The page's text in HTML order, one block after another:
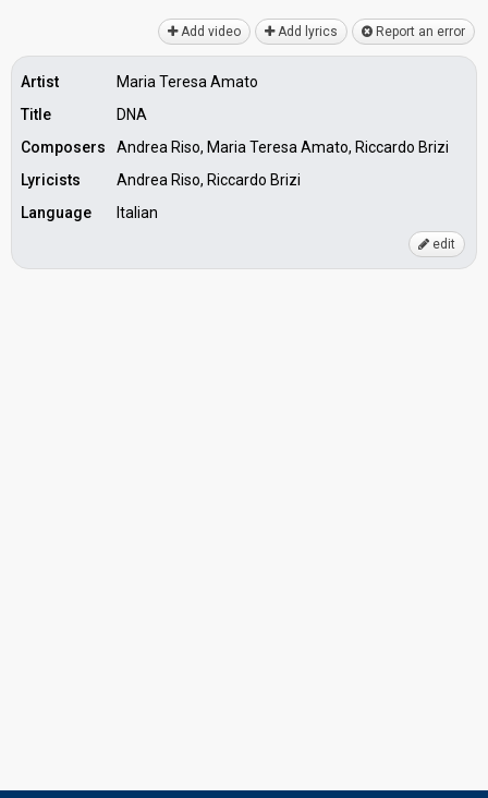
Add video Add lyrics Report an error
Artist
Maria Teresa Amato
Title
DNA
Composers
Andrea Riso, Maria Teresa Amato, Riccardo Brizi
Lyricists
Andrea Riso, Riccardo Brizi
Language
Italian
edit